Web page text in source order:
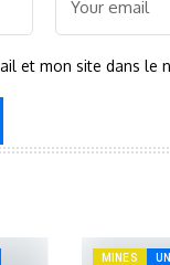
et mon site dans le
MINES